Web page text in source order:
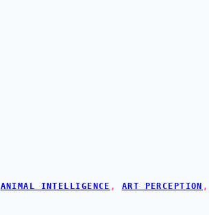
ANIMAL INTELLIGENCE , ART PERCEPTION